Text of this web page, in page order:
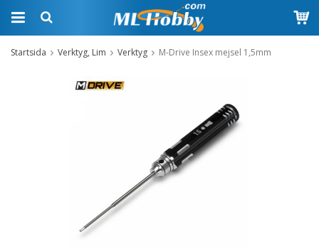
Startsida Verktyg, Lim Verktyg M-Drive Insex mejsel 1,5mm